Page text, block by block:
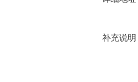
补充说明